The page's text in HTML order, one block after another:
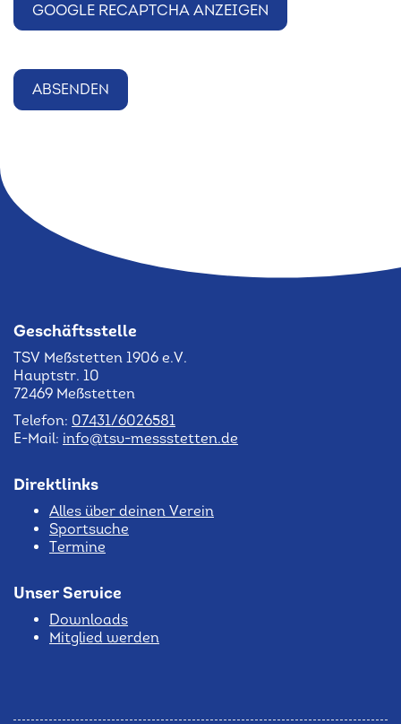
GOOGLE RECAPTCHA ANZEIGEN
Geschäftsstelle
TSV Meßstetten 1906 e.V.
Hauptstr. 10
72469 Meßstetten
Telefon: 07431/6026581
E-Mail: info@tsv-messstetten.de
Direktlinks
Alles über deinen Verein
Sportsuche
Termine
Unser Service
Downloads
Mitglied werden